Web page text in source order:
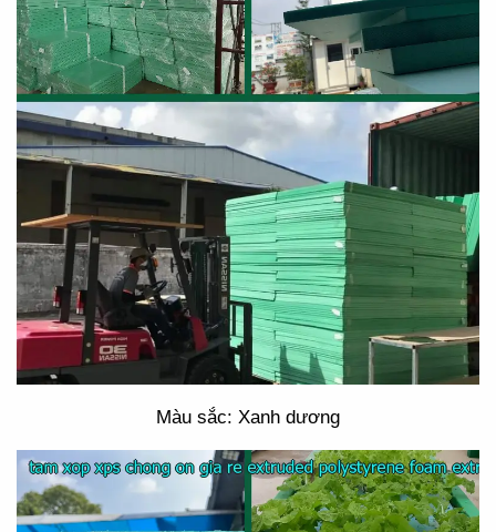
Màu sắc: Xanh dương